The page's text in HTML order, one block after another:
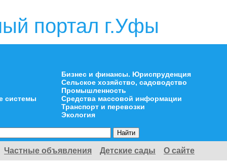
портал г.Уфы
системы
Бизнес и финансы. Юриспруденция
Сельское хозяйство, садоводство
Промышленность
Средства массовой информации
Транспорт и перевозки
Экология
Частные объявления Детские сады О сайте